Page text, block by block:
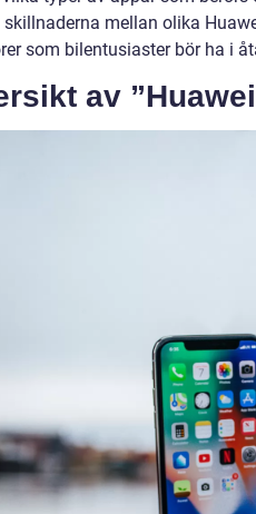
mellan olika
som bilentusiaster bör ha i
av